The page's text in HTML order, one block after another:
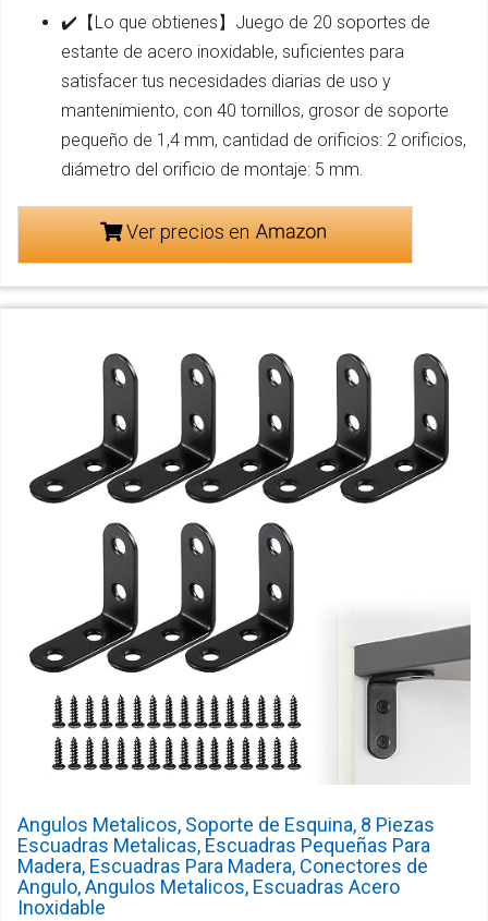
✔️【Lo que obtienes】Juego de 20 soportes de
estante de acero inoxidable, suficientes para
satisfacer tus necesidades diarias de uso y
mantenimiento, con 40 tornillos, grosor de soporte
pequeño de 1,4 mm, cantidad de orificios: 2 orificios,
diámetro del orificio de montaje: 5 mm.
Ver precios en
Angulos Metalicos, Soporte de Esquina, 8 Piezas
Escuadras Metalicas, Escuadras Pequeñas Para
Madera, Escuadras Para Madera, Conectores de
Angulo, Angulos Metalicos, Escuadras Acero
Inoxidable